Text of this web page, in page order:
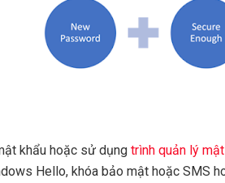
khẩu hoặc sử dụng trình quản lý
Hello, khóa bảo mật hoặc SMS